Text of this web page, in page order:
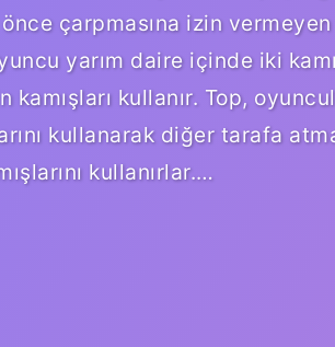
çarpmasına izin
yarım daire içinde iki
kullanır. Top,
kullanarak diğer tarafa
kullanırlar.…